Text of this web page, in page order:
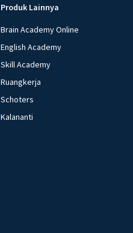
Produk Lainnya
Brain Academy Online
English Academy
Skill Academy
Ruangkerja
Schoters
Kalananti